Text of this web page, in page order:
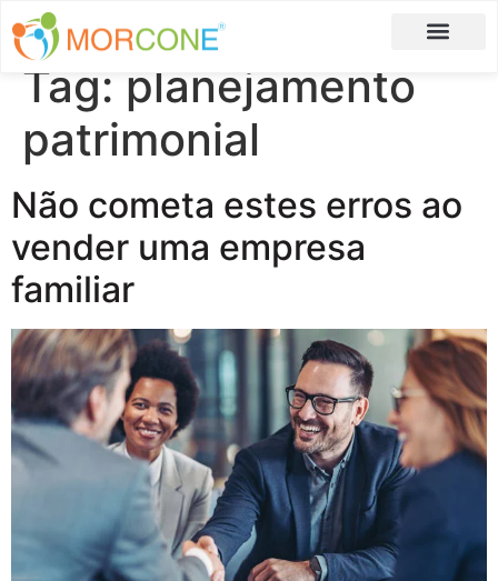
Tag: planejamento
patrimonial
Não cometa estes erros ao
vender uma empresa
familiar